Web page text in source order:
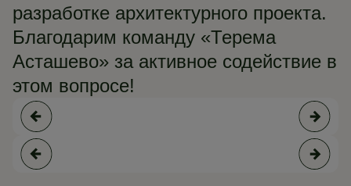
разработке архитектурного проекта.
Благодарим команду «Терема
Асташево» за активное содействие в
этом вопросе!